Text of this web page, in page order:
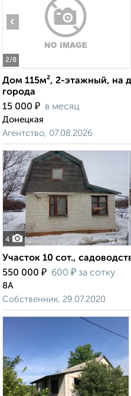
2/8
‹
Дом 115м², 2-этажный, на
города
15 000 ₽ в месяц
Донецкая
Агентство, 07.08.2026
4
Участок 10 сот.,
550 000 ₽ 600 ₽ за сотку
8А
Собственник, 29.07.2020